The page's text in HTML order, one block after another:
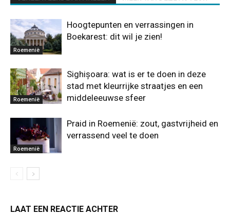
Roemenië
Hoogtepunten en verrassingen in
Boekarest: dit wil je zien!
Roemenië
Sighișoara: wat is er te doen in deze
stad met kleurrijke straatjes en een
middeleeuwse sfeer
Roemenië
Praid in Roemenië: zout, gastvrijheid en
verrassend veel te doen
LAAT EEN REACTIE ACHTER